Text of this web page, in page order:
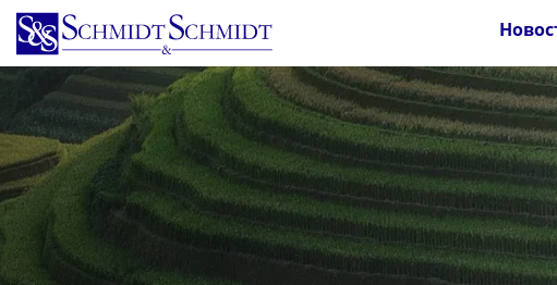
Перейти
основному
содержанию